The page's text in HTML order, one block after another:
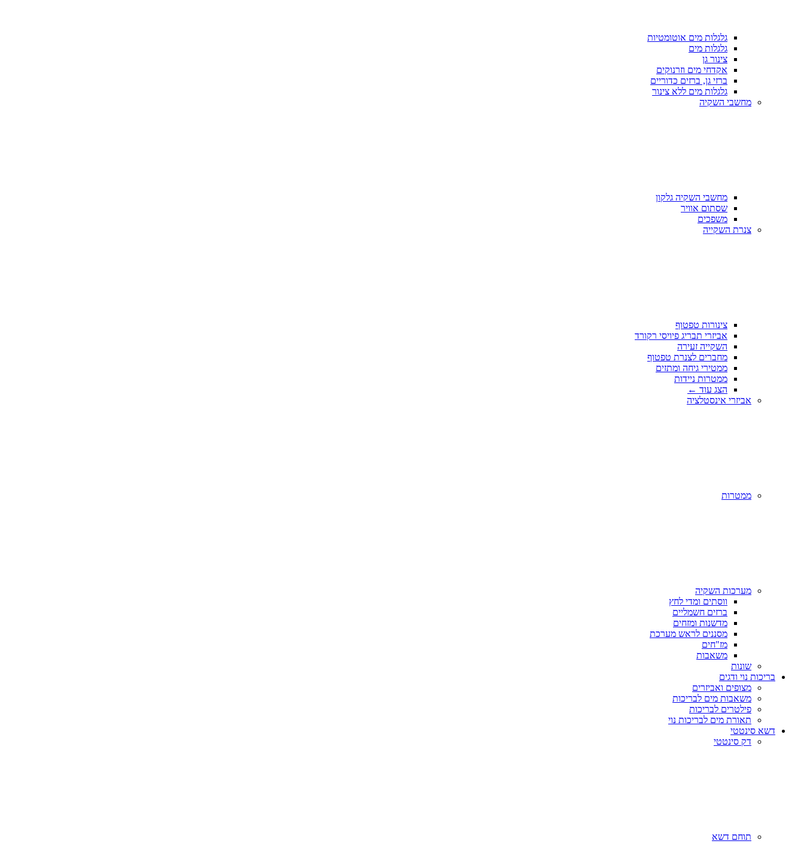
גלגלות מים אוטומטיות
גלגלות מים
צינור גן
אקדחי מים וזרנוקים
ברזי גן, ברזים כדוריים
גלגלות מים ללא צינור
מחשבי השקיה
מחשבי השקיה גלקון
שסתום אוויר
משפכים
צנרת השקייה
צינורות טפטוף
אביזרי תבריג פיויסי רקורד
השקייה זעירה
מחברים לצנרת טפטוף
ממטירי גיחה ומתזים
ממטרות ניידות
הצג עוד ←
אביזרי אינסטלציה
ממטרות
מערכות השקיה
ווסתים ומדי לחץ
ברזים חשמליים
מדשנות ומזחים
מסננים לראש מערכת
מז"חים
משאבות
שונות
בריכות נוי ודגים
מצופים ואביזרים
משאבות מים לבריכות
פילטרים לבריכות
תאורת מים לבריכות נוי
דשא סינטטי
דק סינטטי
תוחם דשא